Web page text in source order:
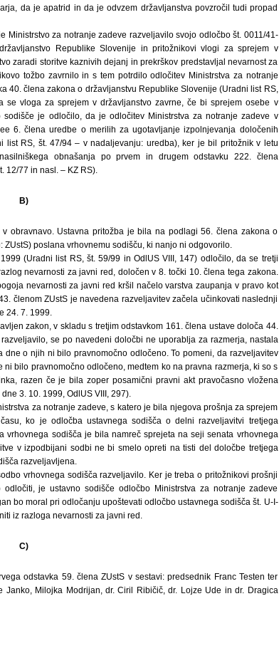
da je apatrid in da je odvzem državljanstva povzročil tudi propad
Ministrstvo za notranje zadeve razveljavilo svojo odločbo št. 0011/41-
Republike Slovenije in pritožnikovi vlogi za sprejem v
zaradi storitve kaznivih dejanj in prekrškov predstavljal nevarnost za
tožbo zavrnilo in s tem potrdilo odločitev Ministrstva za notranje
40. člena zakona o državljanstvu Republike Slovenije (Uradni list RS,
vloga za sprejem v državljanstvo zavrne, če bi sprejem osebe v
je odločilo, da je odločitev Ministrstva za notranje zadeve v
6. člena uredbe o merilih za ugotavljanje izpolnjevanja določenih
list RS, št. 47/94 – v nadaljevanju: uredba), ker je bil pritožnik v letu
obnašanja po prvem in drugem odstavku 222. člena
12/77 in nasl. – KZ RS).
B)
obravnavo. Ustavna pritožba je bila na podlagi 56. člena zakona o
poslana vrhovnemu sodišču, ki nanjo ni odgovorilo.
(Uradni list RS, št. 59/99 in OdlUS VIII, 147) odločilo, da se tretji
nevarnosti za javni red, določen v 8. točki 10. člena tega zakona.
nevarnosti za javni red kršil načelo varstva zaupanja v pravo kot
členom ZUstS je navedena razveljavitev začela učinkovati naslednji
24. 7. 1999.
zakon, v skladu s tretjim odstavkom 161. člena ustave določa 44.
se po navedeni določbi ne uporablja za razmerja, nastala
o njih ni bilo pravnomočno odločeno. To pomeni, da razveljavitev
bilo pravnomočno odločeno, medtem ko na pravna razmerja, ki so s
razen če je bila zoper posamični pravni akt pravočasno vložena
3. 10. 1999, OdlUS VIII, 297).
za notranje zadeve, s katero je bila njegova prošnja za sprejem
ko je odločba ustavnega sodišča o delni razveljavitvi tretjega
vrhovnega sodišča je bila namreč sprejeta na seji senata vrhovnega
v izpodbijani sodbi ne bi smelo opreti na tisti del določbe tretjega
razveljavljena.
vrhovnega sodišča razveljavilo. Ker je treba o pritožnikovi prošnji
je ustavno sodišče odločbo Ministrstva za notranje zadeve
bo moral pri odločanju upoštevati odločbo ustavnega sodišča št. U-I-
iz razloga nevarnosti za javni red.
C)
odstavka 59. člena ZUstS v sestavi: predsednik Franc Testen ter
Milojka Modrijan, dr. Ciril Ribičič, dr. Lojze Ude in dr. Dragica